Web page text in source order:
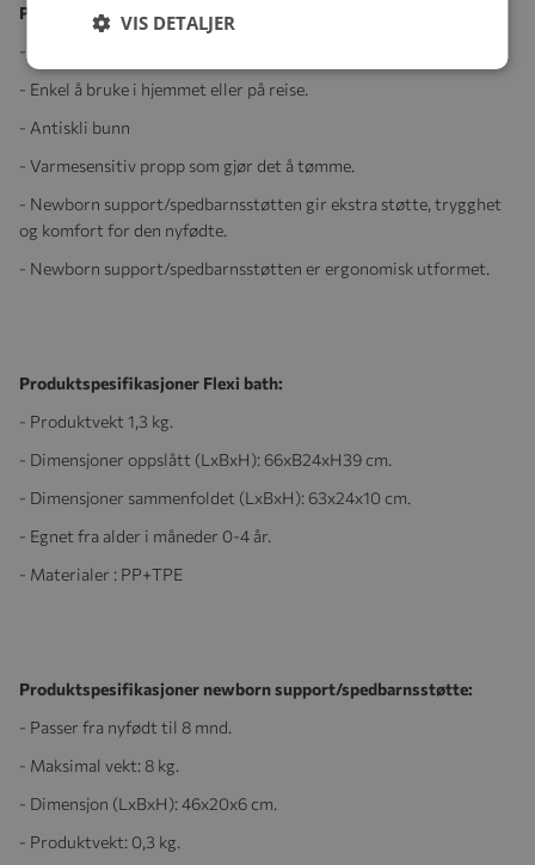
Produktegenskaper:
- Plassbesparende design.
- Enkel å bruke i hjemmet eller på reise.
- Antiskli bunn
- Varmesensitiv propp som gjør det å tømme.
- Newborn support/spedbarnsstøtten gir ekstra støtte, trygghet
og komfort for den nyfødte.
- Newborn support/spedbarnsstøtten er ergonomisk utformet.
Produktspesifikasjoner Flexi bath:
- Produktvekt 1,3 kg.
- Dimensjoner oppslått (LxBxH): 66xB24xH39 cm.
- Dimensjoner sammenfoldet (LxBxH): 63x24x10 cm.
- Egnet fra alder i måneder 0-4 år.
- Materialer : PP+TPE
Produktspesifikasjoner newborn support/spedbarnsstøtte:
- Passer fra nyfødt til 8 mnd.
- Maksimal vekt: 8 kg.
- Dimensjon (LxBxH): 46x20x6 cm.
- Produktvekt: 0,3 kg.
VIS DETALJER